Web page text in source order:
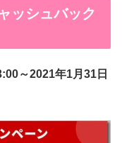
ッシュバック
～2021年1月31日